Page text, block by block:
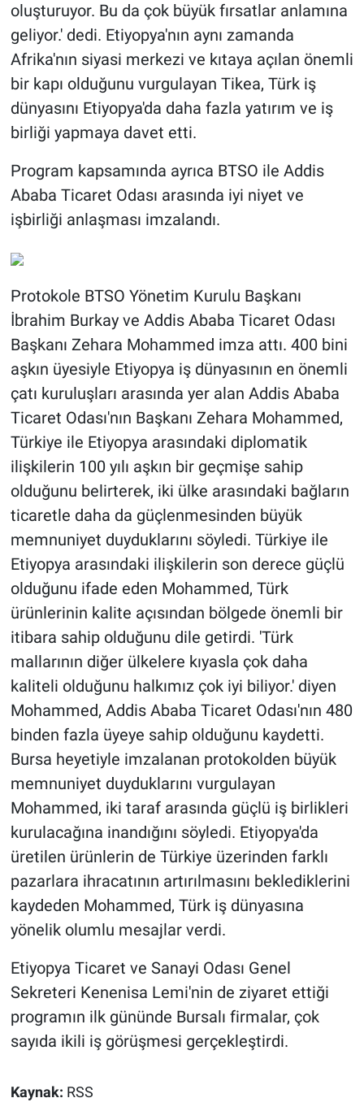
oluşturuyor. Bu da çok büyük fırsatlar anlamına
geliyor.' dedi. Etiyopya'nın aynı zamanda
Afrika'nın siyasi merkezi ve kıtaya açılan önemli
bir kapı olduğunu vurgulayan Tikea, Türk iş
dünyasını Etiyopya'da daha fazla yatırım ve iş
birliği yapmaya davet etti.
Program kapsamında ayrıca BTSO ile Addis
Ababa Ticaret Odası arasında iyi niyet ve
işbirliği anlaşması imzalandı.
Protokole BTSO Yönetim Kurulu Başkanı
İbrahim Burkay ve Addis Ababa Ticaret Odası
Başkanı Zehara Mohammed imza attı. 400 bini
aşkın üyesiyle Etiyopya iş dünyasının en önemli
çatı kuruluşları arasında yer alan Addis Ababa
Ticaret Odası'nın Başkanı Zehara Mohammed,
Türkiye ile Etiyopya arasındaki diplomatik
ilişkilerin 100 yılı aşkın bir geçmişe sahip
olduğunu belirterek, iki ülke arasındaki bağların
ticaretle daha da güçlenmesinden büyük
memnuniyet duyduklarını söyledi. Türkiye ile
Etiyopya arasındaki ilişkilerin son derece güçlü
olduğunu ifade eden Mohammed, Türk
ürünlerinin kalite açısından bölgede önemli bir
itibara sahip olduğunu dile getirdi. 'Türk
mallarının diğer ülkelere kıyasla çok daha
kaliteli olduğunu halkımız çok iyi biliyor.' diyen
Mohammed, Addis Ababa Ticaret Odası'nın 480
binden fazla üyeye sahip olduğunu kaydetti.
Bursa heyetiyle imzalanan protokolden büyük
memnuniyet duyduklarını vurgulayan
Mohammed, iki taraf arasında güçlü iş birlikleri
kurulacağına inandığını söyledi. Etiyopya'da
üretilen ürünlerin de Türkiye üzerinden farklı
pazarlara ihracatının artırılmasını beklediklerini
kaydeden Mohammed, Türk iş dünyasına
yönelik olumlu mesajlar verdi.
Etiyopya Ticaret ve Sanayi Odası Genel
Sekreteri Kenenisa Lemi'nin de ziyaret ettiği
programın ilk gününde Bursalı firmalar, çok
sayıda ikili iş görüşmesi gerçekleştirdi.
Kaynak: RSS